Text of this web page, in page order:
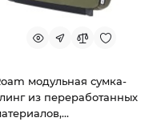
модульная сумка-
из переработанных